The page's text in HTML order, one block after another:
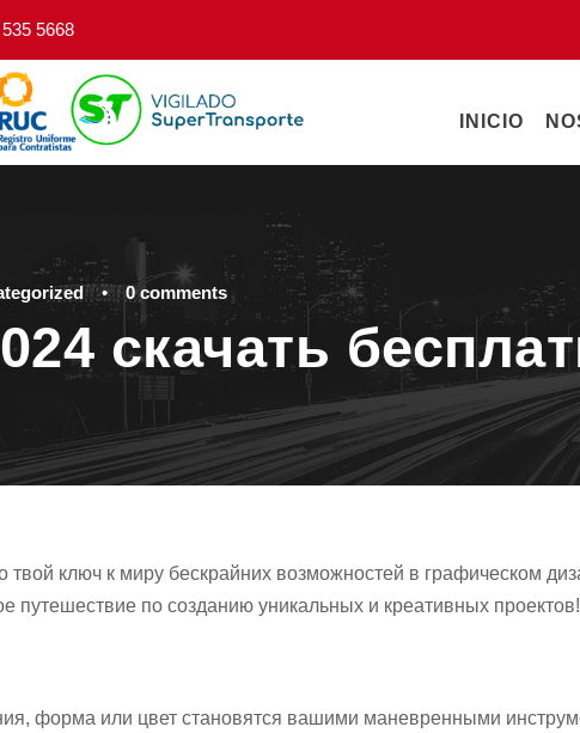
5668
INICIO
• 0 comments
скачать
твой ключ к миру бескрайних возможностей в графическом
путешествие по созданию уникальных и креативных проектов!
форма или цвет становятся вашими маневренными